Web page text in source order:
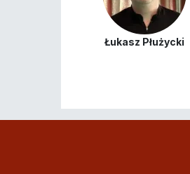
Łukasz Płużycki